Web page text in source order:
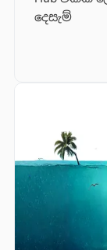
දෙසැම්